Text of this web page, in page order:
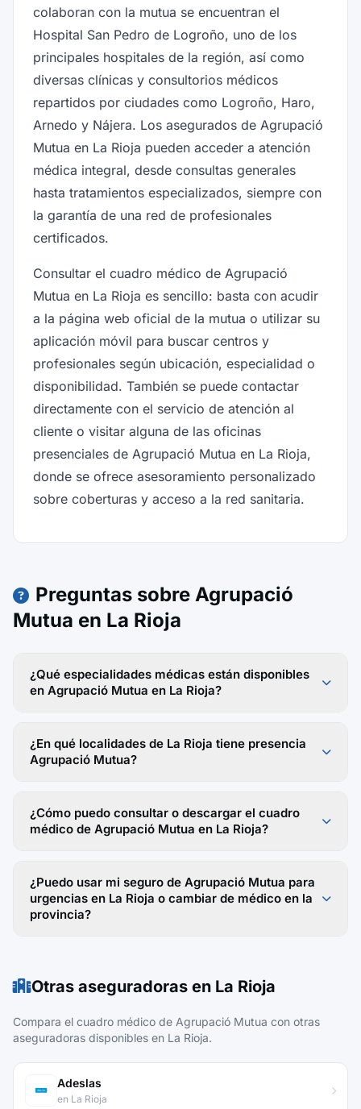
colaboran con la mutua se encuentran el
Hospital San Pedro de Logroño, uno de los
principales hospitales de la región, así como
diversas clínicas y consultorios médicos
repartidos por ciudades como Logroño, Haro,
Arnedo y Nájera. Los asegurados de Agrupació
Mutua en La Rioja pueden acceder a atención
médica integral, desde consultas generales
hasta tratamientos especializados, siempre con
la garantía de una red de profesionales
certificados.
Consultar el cuadro médico de Agrupació
Mutua en La Rioja es sencillo: basta con acudir
a la página web oficial de la mutua o utilizar su
aplicación móvil para buscar centros y
profesionales según ubicación, especialidad o
disponibilidad. También se puede contactar
directamente con el servicio de atención al
cliente o visitar alguna de las oficinas
presenciales de Agrupació Mutua en La Rioja,
donde se ofrece asesoramiento personalizado
sobre coberturas y acceso a la red sanitaria.
Preguntas sobre Agrupació
Mutua en La Rioja
¿Qué especialidades médicas están disponibles
en Agrupació Mutua en La Rioja?
¿En qué localidades de La Rioja tiene presencia
Agrupació Mutua?
¿Cómo puedo consultar o descargar el cuadro
médico de Agrupació Mutua en La Rioja?
¿Puedo usar mi seguro de Agrupació Mutua para
urgencias en La Rioja o cambiar de médico en la
provincia?
Otras aseguradoras en La Rioja
Compara el cuadro médico de Agrupació Mutua con otras
aseguradoras disponibles en La Rioja.
Adeslas
en La Rioja